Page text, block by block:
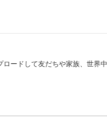
ードして友だちや家族、世界中